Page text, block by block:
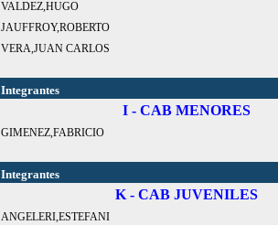
VALDEZ,HUGO
JAUFFROY,ROBERTO
VERA,JUAN CARLOS
Integrantes
I - CAB MENORES
GIMENEZ,FABRICIO
Integrantes
K - CAB JUVENILES
ANGELERI,ESTEFANI